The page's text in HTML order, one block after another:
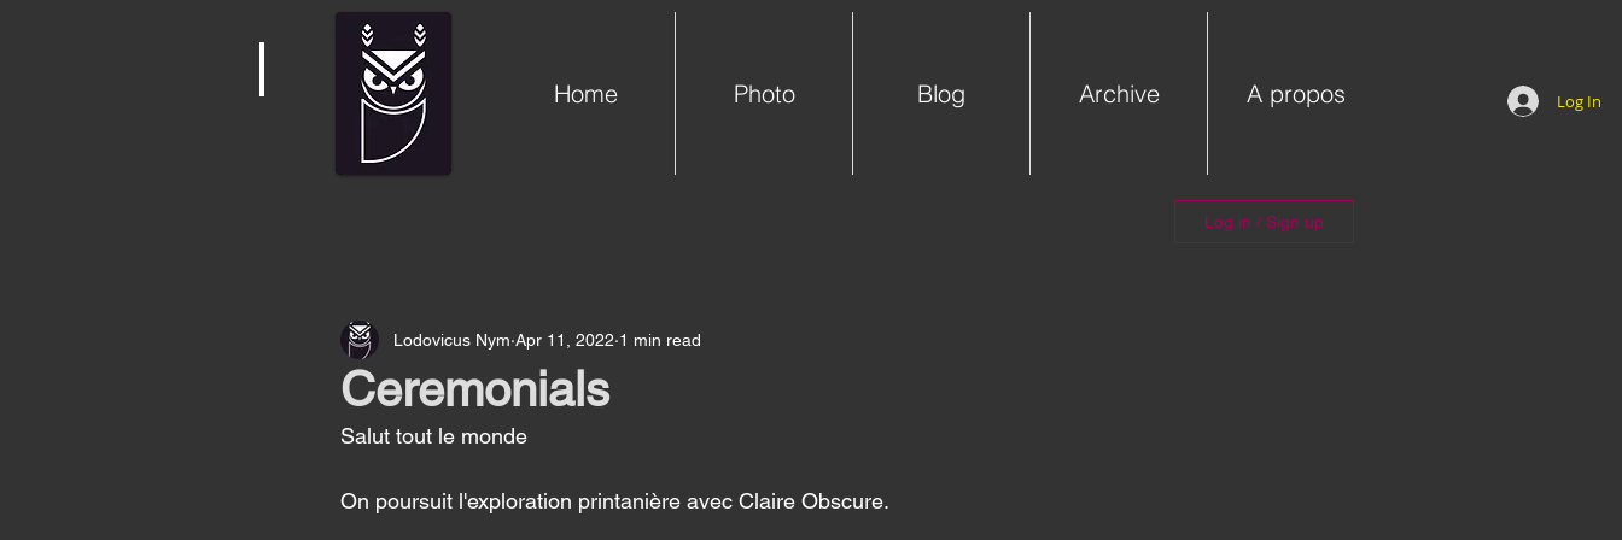
Home Photo Blog Archive A propos Log In
Log in / Sign up
Ceremonials
Lodovicus Nym Apr 11, 2022 1 min read
Salut tout le monde
On poursuit l'exploration printanière avec Claire Obscure.